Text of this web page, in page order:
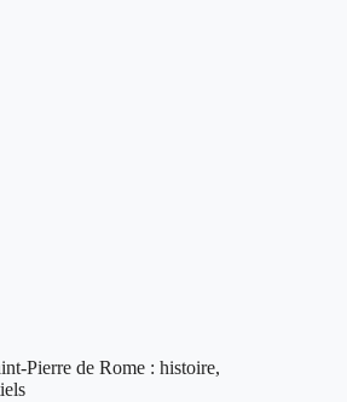
Pierre de Rome : histoire,